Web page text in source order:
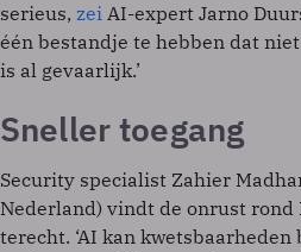
serieus, zei AI-expert Jarno
één bestandje te hebben dat
is al gevaarlijk.’
Sneller toegang
Security specialist Zahier
Nederland) vindt de onrust rond
terecht. ‘AI kan kwetsbaarheden